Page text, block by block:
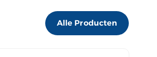
Alle Producten